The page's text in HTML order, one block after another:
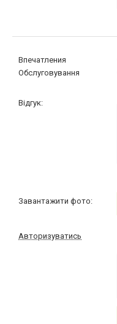
Впечатления
Обслуговування
Відгук:
Завантажити фото:
Авторизуватись